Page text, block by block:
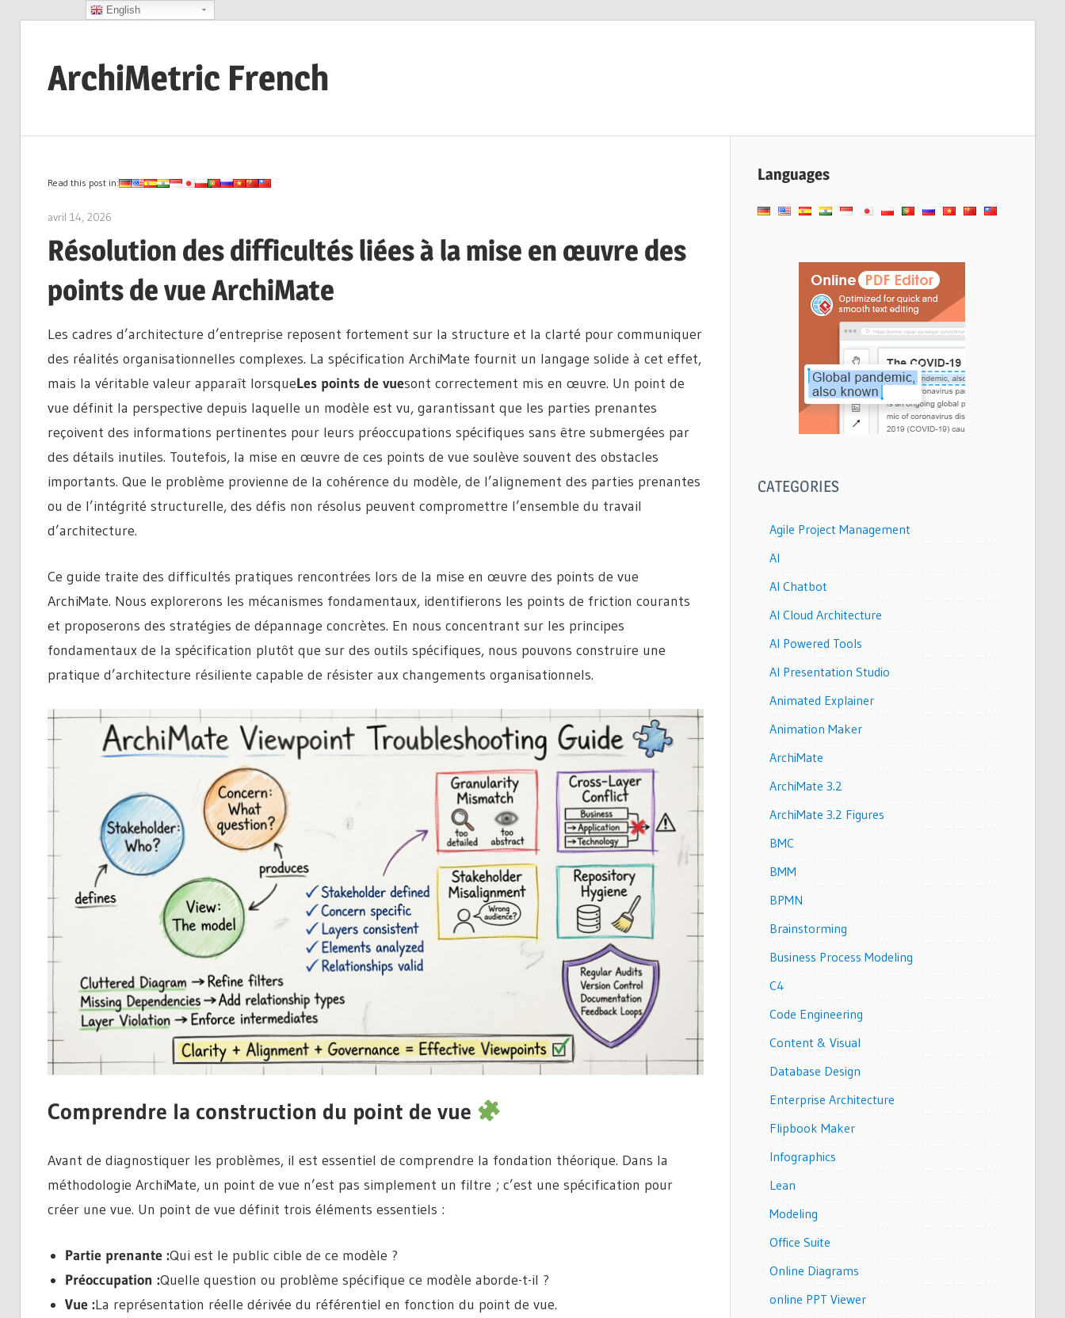
contentArchiMetric French
Dev
Scrum,
More
Read this post in:
avril 14, 2026
Résolution des difficultés liées à la mise en œuvre des
points de vue ArchiMate
Les cadres d’architecture d’entreprise reposent fortement sur la structure et la clarté pour communiquer
des réalités organisationnelles complexes. La spécification ArchiMate fournit un langage solide à cet effet,
mais la véritable valeur apparaît lorsqueLes points de vuesont correctement mis en œuvre. Un point de
vue définit la perspective depuis laquelle un modèle est vu, garantissant que les parties prenantes
reçoivent des informations pertinentes pour leurs préoccupations spécifiques sans être submergées par
des détails inutiles. Toutefois, la mise en œuvre de ces points de vue soulève souvent des obstacles
importants. Que le problème provienne de la cohérence du modèle, de l’alignement des parties prenantes
ou de l’intégrité structurelle, des défis non résolus peuvent compromettre l’ensemble du travail
d’architecture.
Ce guide traite des difficultés pratiques rencontrées lors de la mise en œuvre des points de vue
ArchiMate. Nous explorerons les mécanismes fondamentaux, identifierons les points de friction courants
et proposerons des stratégies de dépannage concrètes. En nous concentrant sur les principes
fondamentaux de la spécification plutôt que sur des outils spécifiques, nous pouvons construire une
pratique d’architecture résiliente capable de résister aux changements organisationnels.
Comprendre la construction du point de vue
Avant de diagnostiquer les problèmes, il est essentiel de comprendre la fondation théorique. Dans la
méthodologie ArchiMate, un point de vue n’est pas simplement un filtre ; c’est une spécification pour
créer une vue. Un point de vue définit trois éléments essentiels :
Partie prenante :Qui est le public cible de ce modèle ?
Préoccupation :Quelle question ou problème spécifique ce modèle aborde-t-il ?
Vue :La représentation réelle dérivée du référentiel en fonction du point de vue.
Languages
CATEGORIES
Agile Project Management
AI
AI Chatbot
AI Cloud Architecture
AI Powered Tools
AI Presentation Studio
Animated Explainer
Animation Maker
ArchiMate
ArchiMate 3.2
ArchiMate 3.2 Figures
BMC
BMM
BPMN
Brainstorming
Business Process Modeling
C4
Code Engineering
Content & Visual
Database Design
Enterprise Architecture
Flipbook Maker
Infographics
Lean
Modeling
Office Suite
Online Diagrams
online PPT Viewer
English